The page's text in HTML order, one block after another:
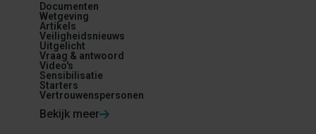
Documenten
Wetgeving
Artikels
Veiligheidsnieuws
Uitgelicht
Vraag & antwoord
Video's
Sensibilisatie
Starters
Vertrouwenspersonen
Bekijk meer